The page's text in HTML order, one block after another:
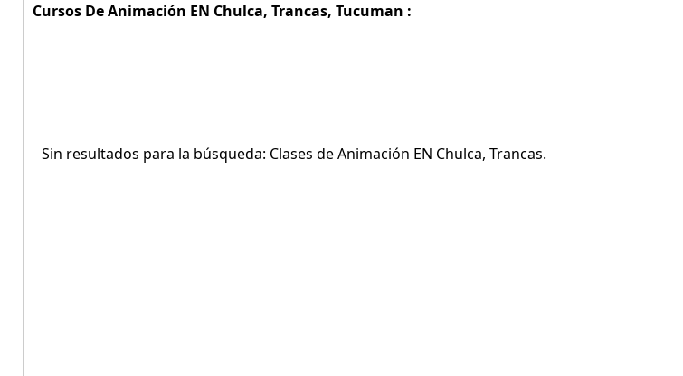
Cursos De Animación EN Chulca, Trancas, Tucuman :
Sin resultados para la búsqueda: Clases de Animación EN Chulca, Trancas.